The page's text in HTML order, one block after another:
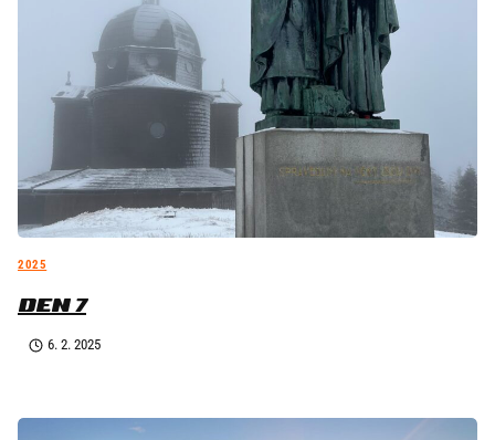
2025
DEN 7
6. 2. 2025